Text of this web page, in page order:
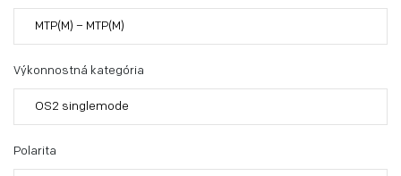
MTP(M) – MTP(M)
Výkonnostná kategória
OS2 singlemode
Polarita